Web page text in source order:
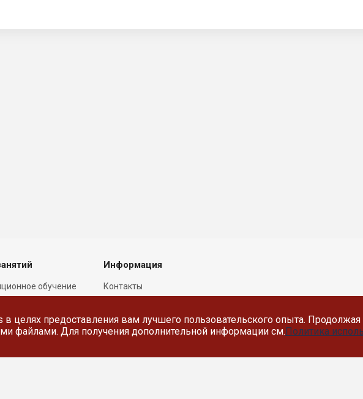
целях предоставления вам лучшего пользовательского опыта. Продолжая
файлами. Для получения дополнительной информации см.Политика
обучение
Информация
Контакты
Политика в отношении
обработки персональных